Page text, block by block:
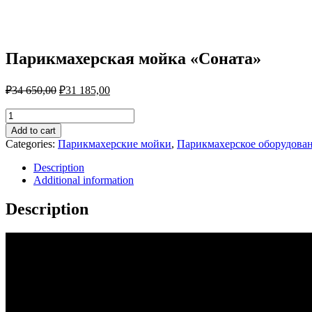
Парикмахерская мойка «Соната»
₽34 650,00 ₽31 185,00
Парикмахерская
мойка
«Соната»
quantity
Add to cart
Categories: Парикмахерские мойки, Парикмахерское
Description
Additional information
Description